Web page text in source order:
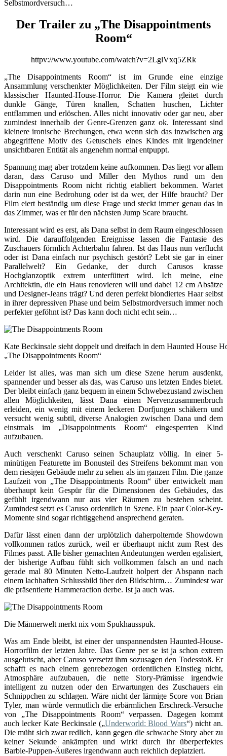
Selbstmordversuch…
Der Trailer zu „The Disappointments
Room“
httpv://www.youtube.com/watch?v=2LglVxq5ZRk
„The Disappointments Room“ ist im Grunde eine einzige
Ansammlung verschenkter Möglichkeiten. Der Film steigt ein wie
klassischer Haunted-House-Horror. Die Kamera gleitet durch
dunkle Gänge, Türen knallen, Schatten huschen, Lichter
entflammen und erlöschen. Alles nicht innovativ oder gar neu, aber
zumindest innerhalb der Genre-Grenzen ganz ok. Interessant sind
kleinere ironische Brechungen, etwa wenn sich das inzwischen arg
abgegriffene Motiv des Getuschels eines Kindes mit irgendeiner
unsichtbaren Entität als angenehm normal entpuppt.
Spannung mag aber trotzdem keine aufkommen. Das liegt vor allem
daran, dass Caruso und Miller den Mythos rund um den
Disappointments Room nicht richtig etabliert bekommen. Wartet
darin nun eine Bedrohung oder ist da wer, der Hilfe braucht? Der
Film eiert beständig um diese Frage und steckt immer genau das in
das Zimmer, was er für den nächsten Jump Scare braucht.
Interessant wird es erst, als Dana selbst in dem Raum eingeschlossen
wird. Die darauffolgenden Ereignisse lassen die Fantasie des
Zuschauers förmlich Achterbahn fahren. Ist das Haus nun verflucht
oder ist Dana einfach nur psychisch gestört? Lebt sie gar in einer
Parallelwelt? Ein Gedanke, der durch Carusos krasse
Hochglanzoptik extrem unterfüttert wird. Ich meine, eine
Architektin, die ein Haus renovieren will und dabei 12 cm Absätze
und Designer-Jeans trägt? Und deren perfekt blondiertes Haar selbst
in ihrer depressiven Phase und beim Selbstmordversuch immer noch
perfekter geföhnt ist? Das kann doch nicht echt sein…
Kate Beckinsale sieht doppelt und dreifach in dem Haunted House
„The Disappointments Room“
Leider ist alles, was man sich um diese Szene herum ausdenkt,
spannender und besser als das, was Caruso uns letzten Endes bietet.
Der bleibt einfach ganz bequem in einem Schwebezustand zwischen
allen Möglichkeiten, lässt Dana einen Nervenzusammenbruch
erleiden, ein wenig mit einem leckeren Dorfjungen schäkern und
versucht wenig subtil, diverse Analogien zwischen Dana und dem
einstmals im „Disappointments Room“ eingesperrten Kind
aufzubauen.
Auch verschenkt Caruso seinen Schauplatz völlig. In einer 5-
minütigen Featurette im Bonusteil des Streifens bekommt man von
dem riesigen Gebäude mehr zu sehen als im ganzen Film. Die ganze
Laufzeit von „The Disappointments Room“ über entwickelt man
überhaupt kein Gespür für die Dimensionen des Gebäudes, das
gefühlt irgendwann nur aus vier Räumen zu bestehen scheint.
Zumindest setzt es Caruso ordentlich in Szene. Ein paar Color-Key-
Momente sind sogar richtiggehend ansprechend geraten.
Dafür lässt einen dann der urplötzlich daherpolternde Showdown
vollkommen ratlos zurück, weil er überhaupt nicht zum Rest des
Filmes passt. Alle bisher gemachten Andeutungen werden egalisiert,
der bisherige Aufbau fühlt sich vollkommen falsch an und nach
gerade mal 80 Minuten Netto-Laufzeit holpert der Abspann nach
einem lachhaften Schlussbild über den Bildschirm… Zumindest war
die präsentierte Hammeraction derbe. Ist ja auch was.
Die Männerwelt merkt nix vom Spukhausspuk.
Was am Ende bleibt, ist einer der unspannendsten Haunted-House-
Horrorfilm der letzten Jahre. Das Genre per se ist ja schon extrem
ausgelutscht, aber Caruso versetzt ihm sozusagen den Todesstoß. Er
schafft es nach einem genrebezogen ordentlichen Einstieg nicht,
Atmosphäre aufzubauen, die nette Story-Prämisse irgendwie
intelligent zu nutzen oder den Erwartungen des Zuschauers ein
Schnippchen zu schlagen. Wäre nicht der lärmige Score von Brian
Tyler, man würde vermutlich die erbärmlichen Erschreck-Versuche
von „The Disappointments Room“ verpassen. Dagegen kommt
auch lecker Kate Beckinsale („Underworld: Blood Wars“) nicht an.
Die müht sich zwar redlich, kann gegen die schwache Story aber zu
keiner Sekunde ankämpfen und wirkt durch ihr überperfektes
Barbie-Puppen-Äußeres irgendwann auch reichlich deplatziert.